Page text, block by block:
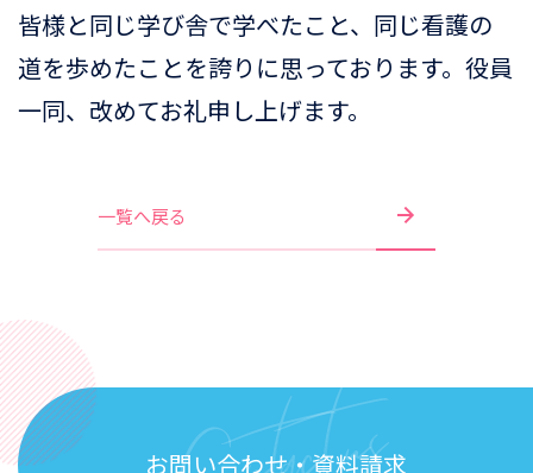
皆様と同じ学び舎で学べたこと、同じ看護の
道を歩めたことを誇りに思っております。役員
一同、改めてお礼申し上げます。
一覧へ戻る
お問い合わせ・資料請求